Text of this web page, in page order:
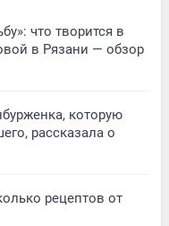
что творится в
в Рязани — обзор
которую
рассказала о
рецептов от